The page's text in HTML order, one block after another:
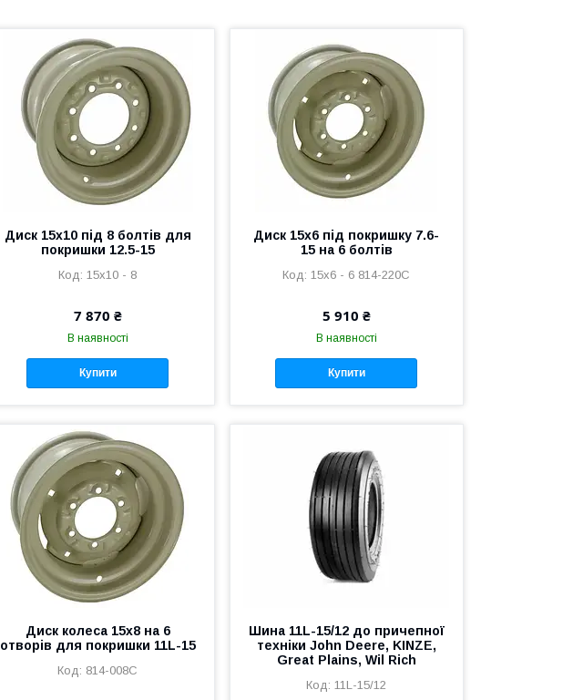
Диск 15x10 під 8 болтів для
покришки 12.5-15
15x10 - 8
7 870 ₴
В наявності
Купити
Диск 15x6 під покришку 7.6-
15 на 6 болтів
15x6 - 6 814-220C
5 910 ₴
В наявності
Купити
Диск колеса 15х8 на 6
отворів для покришки 11L-15
814-008C
Шина 11L-15/12 до причепної
техніки John Deere, KINZE,
Great Plains, Wil Rich
11L-15/12